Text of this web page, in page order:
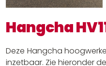
Hangcha
Deze Hangcha
inzetbaar. Zie hieronder